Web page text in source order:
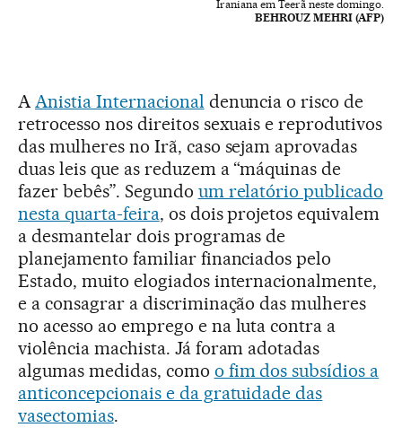
Iraniana em Teerã neste domingo.
BEHROUZ MEHRI (AFP)
A Anistia Internacional denuncia o risco de
retrocesso nos direitos sexuais e reprodutivos
das mulheres no Irã, caso sejam aprovadas
duas leis que as reduzem a “máquinas de
fazer bebês”. Segundo um relatório publicado
nesta quarta-feira, os dois projetos equivalem
a desmantelar dois programas de
planejamento familiar financiados pelo
Estado, muito elogiados internacionalmente,
e a consagrar a discriminação das mulheres
no acesso ao emprego e na luta contra a
violência machista. Já foram adotadas
algumas medidas, como o fim dos subsídios a
anticoncepcionais e da gratuidade das
vasectomias.